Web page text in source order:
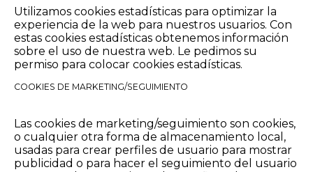
Utilizamos cookies estadísticas para optimizar la
experiencia de la web para nuestros usuarios. Con
estas cookies estadísticas obtenemos información
sobre el uso de nuestra web. Le pedimos su
permiso para colocar cookies estadísticas.
COOKIES DE MARKETING/SEGUIMIENTO
Las cookies de marketing/seguimiento son cookies,
o cualquier otra forma de almacenamiento local,
usadas para crear perfiles de usuario para mostrar
publicidad o para hacer el seguimiento del usuario